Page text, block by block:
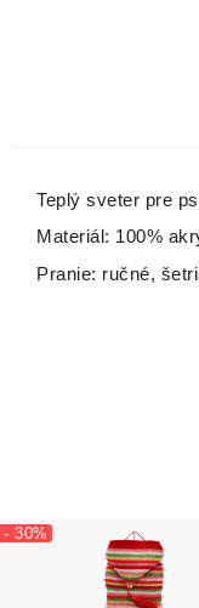
Teplý sveter pre
Materiál: 100%
Pranie: ručné,
- 30%